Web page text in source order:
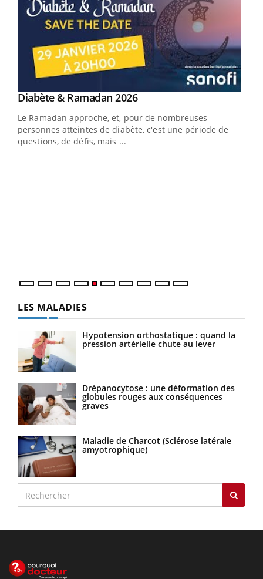
Youtube
Diabète & Ramadan 2026Youtube
Le Ramadan approche, et, pour de nombreuses
personnes atteintes de diabète, c'est une période de
questions, de défis, mais ...
LES MALADIES
Hypotension orthostatique : quand la
pression artérielle chute au lever
Drépanocytose : une déformation des
globules rouges aux conséquences
graves
Maladie de Charcot (Sclérose latérale
amyotrophique)